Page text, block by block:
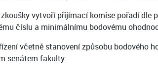
vytvoří přijímací komise pořadí
číslu a minimálnímu bodovému
včetně stanovení způsobu bodového
senátem fakulty.